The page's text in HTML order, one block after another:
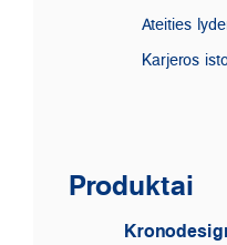
Ateities
Karjeros
Produktai